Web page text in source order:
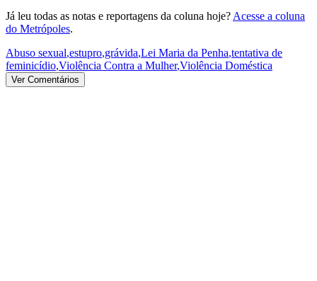
Já leu todas as notas e reportagens da coluna hoje? Acesse a coluna
do Metrópoles.
Abuso sexual,estupro,grávida,Lei Maria da Penha,tentativa de
feminicídio,Violência Contra a Mulher,Violência Doméstica
Ver Comentários